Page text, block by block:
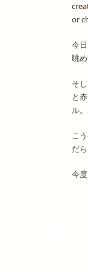
or
今
眺
そ
と
ル
こ
だら
今